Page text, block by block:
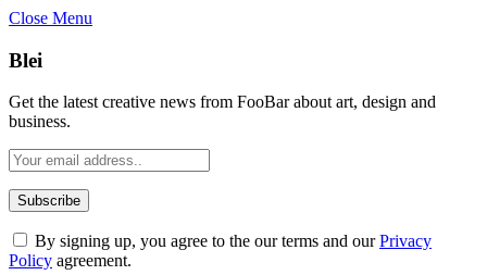
Close Menu
Blei
Get the latest creative news from FooBar about art, design and
business.
By signing up, you agree to the our terms and ourPrivacy
Policy agreement.